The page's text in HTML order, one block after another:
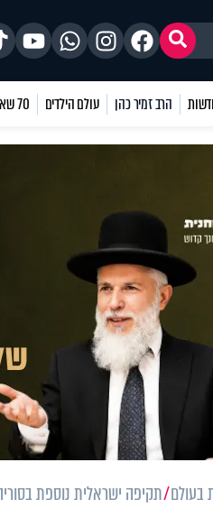
הרב זמיר כהן עולם הילדים 70 שאלות
בעולם תקיפה ישראלית נוספת